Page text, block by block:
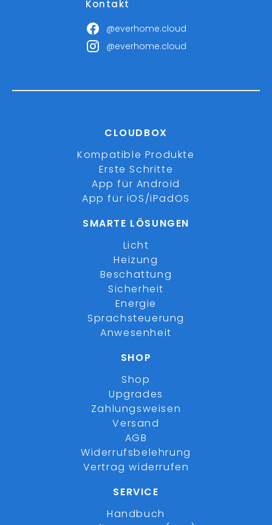
Kontakt
@everhome.cloud
@everhome.cloud
CLOUDBOX
Kompatible Produkte
Erste Schritte
App für Android
App für iOS/iPadOS
SMARTE LÖSUNGEN
Licht
Heizung
Beschattung
Sicherheit
Energie
Sprachsteuerung
Anwesenheit
SHOP
Shop
Upgrades
Zahlungsweisen
Versand
AGB
Widerrufsbelehrung
Vertrag widerrufen
SERVICE
Handbuch